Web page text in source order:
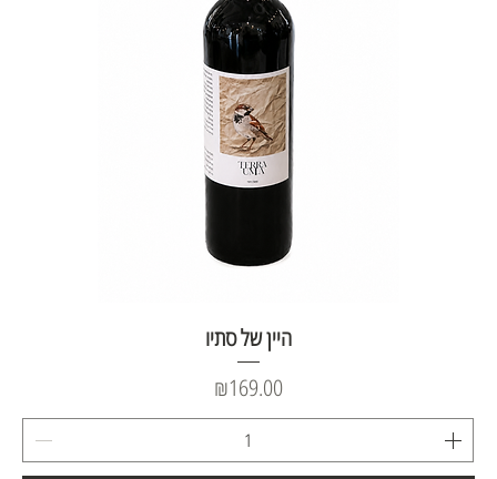
היין של סתיו
Price
₪169.00